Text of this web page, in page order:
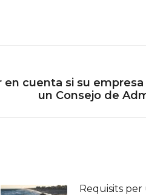
en cuenta si su
un Consejo de
Requisits